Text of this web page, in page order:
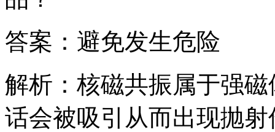
答案：避免发生危险
解析：核磁共振属于强
话会被吸引从而出现抛射